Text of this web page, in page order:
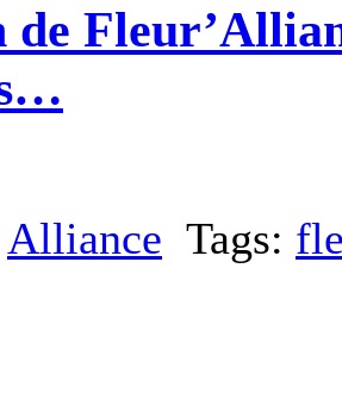
Alliance Tags: